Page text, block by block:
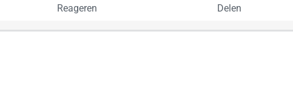
Reageren Delen